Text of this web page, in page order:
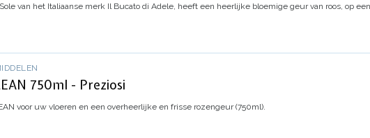
van het Italiaanse merk Il Bucato di Adele, heeft een heerlijke bloemige geur van roos, op
750ml - Preziosi
voor uw vloeren en een overheerlijke en frisse rozengeur (750ml).